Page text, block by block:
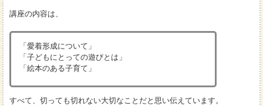
講座の内容は、
「愛着形成について」
「子どもにとっての遊びとは」
「絵本のある子育て」
すべて、切っても切れない大切なことだと思い伝えています。